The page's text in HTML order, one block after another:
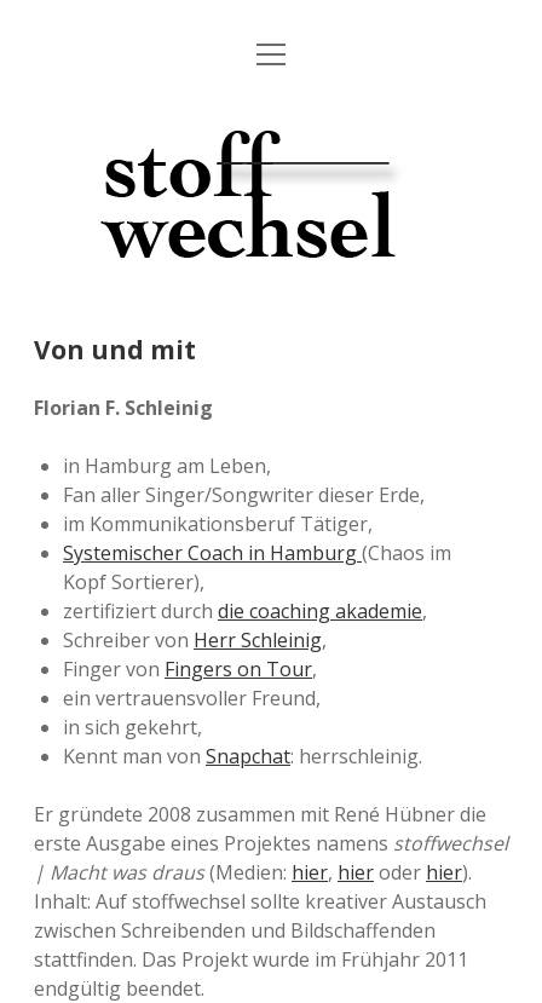
Start.
Von.
Vergangene Gespräche.
o
m
e
n
A
u
f
n
G
e
s
p
r
ä
c
h
m
i
t
.
.
.
Von und mit
Florian F. Schleinig
in Hamburg am Leben,
Fan aller Singer/Songwriter dieser Erde,
im Kommunikationsberuf Tätiger,
Systemischer Coach in Hamburg(Chaos im
Kopf Sortierer),
zertifiziert durch die coaching akademie,
Schreiber von Herr Schleinig,
Finger von Fingers on Tour,
ein vertrauensvoller Freund,
in sich gekehrt,
Kennt man von Snapchat: herrschleinig.
Er gründete 2008 zusammen mit René Hübner die
erste Ausgabe eines Projektes namens stoffwechsel
| Macht was draus(Medien: hier, hieroder hier).
Inhalt: Auf stoffwechsel sollte kreativer Austausch
zwischen Schreibenden und Bildschaffenden
stattfinden. Das Projekt wurde im Frühjahr 2011
endgültig beendet.